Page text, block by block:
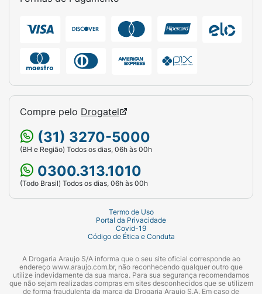
Compre pelo Drogatel
(31) 3270-5000
(BH e Região) Todos os dias, 06h às 00h
0300.313.1010
(Todo Brasil) Todos os dias, 06h às 00h
Termo de Uso
Portal da Privacidade
Covid-19
Código de Ética e Conduta
A Drogaria Araujo S/A informa que o seu site oficial corresponde ao
endereço www.araujo.com.br, não reconhecendo qualquer outro que
utilize indevidamente da sua marca. Para sua segurança recomendamos
que não sejam realizadas compras em sites desconhecidos que se utilizem
de forma fraudulenta da marca da Drogaria Araujo S.A. Em caso de